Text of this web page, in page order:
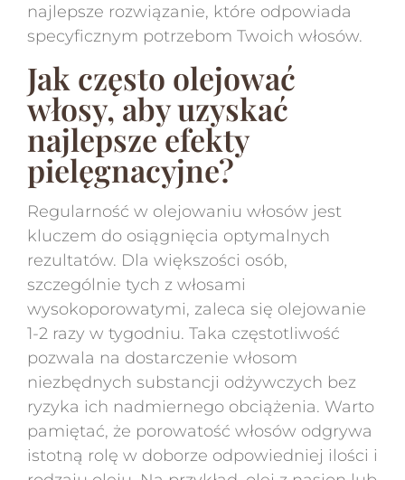
najlepsze rozwiązanie, które odpowiada
specyficznym potrzebom Twoich włosów.
Jak często olejować
włosy, aby uzyskać
najlepsze efekty
pielęgnacyjne?
Regularność w olejowaniu włosów jest
kluczem do osiągnięcia optymalnych
rezultatów. Dla większości osób,
szczególnie tych z włosami
wysokoporowatymi, zaleca się olejowanie
1-2 razy w tygodniu. Taka częstotliwość
pozwala na dostarczenie włosom
niezbędnych substancji odżywczych bez
ryzyka ich nadmiernego obciążenia. Warto
pamiętać, że porowatość włosów odgrywa
istotną rolę w doborze odpowiedniej ilości i